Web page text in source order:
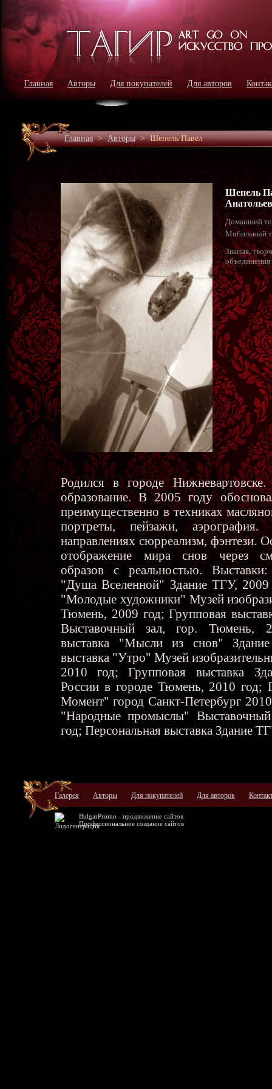
Главная Авторы Для покупателей Для авторов
Главная>Авторы>Шепель Павел
Шепель
Домашний
Мобильный
Звания,
объединения
Родился в городе
образование. В 2005 году
преимущественно в техниках
портреты, пейзажи,
направлениях сюрреализм, фэнтези.
отображение мира снов через
образов с реальностью. Выставки:
"Душа Вселенной" Здание ТГУ, 2009
"Молодые художники" Музей
Тюмень, 2009 год; Групповая
Выставочный зал, гор. Тюмень,
выставка "Мысли из снов"
выставка "Утро" Музей
2010 год; Групповая выставка
России в городе Тюмень, 2010 год;
Момент" город Санкт-Петербург
"Народные промыслы"
год; Персональная выставка Здание
Галерея Авторы Для покупателей Для авторов
BulgarPromo - продвижение сайтов
Профессиональное создание сайтов